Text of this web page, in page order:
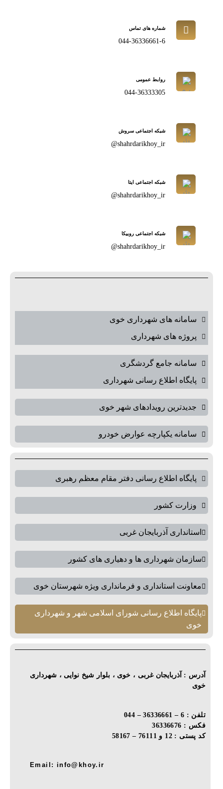
شماره های تماس
044-36336661-6
روابط عمومی
044-36333305
شبکه اجتماعی سروش
shahrdarikhoy_ir@
شبکه اجتماعی ایتا
shahrdarikhoy_ir@
شبکه اجتماعی روبیکا
shahrdarikhoy_ir@
سامانه های شهرداری خوی
پروژه های شهرداری
سامانه جامع گردشگری
پایگاه اطلاع رسانی شهرداری
جدیدترین رویدادهای شهر خوی
سامانه یکپارچه عوارض خودرو
پایگاه اطلاع رسانی دفتر مقام معظم رهبری
وزارت کشور
استانداری آذربایجان غربی
سازمان شهرداری ها و دهیاری های کشور
معاونت استانداری و فرمانداری ویژه شهرستان خوی
پایگاه اطلاع رسانی شورای اسلامی شهر و شهرداری
خوی
آدرس : آذربایجان غربی ، خوی ، بلوار شیخ نوایی ، شهرداری
خوی
تلفن : 6 – 36336661 – 044
فکس : 36336676
کد پستی : 12 و 76111 – 58167